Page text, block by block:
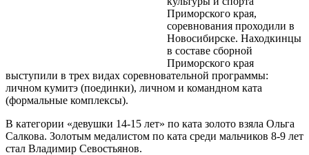
Приморского края,
соревнования проходили в
Новосибирске. Находкинцы
в составе сборной
Приморского края
выступили в трех видах соревновательной программы:
личном кумитэ (поединки), личном и командном ката
(формальные комплексы).
В категории «девушки 14-15 лет» по ката золото взяла Ольга
Салкова. Золотым медалистом по ката среди мальчиков 8-9 лет
стал Владимир Севостьянов.